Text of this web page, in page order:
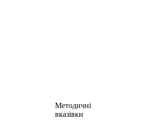
Методичнi
вказiвки